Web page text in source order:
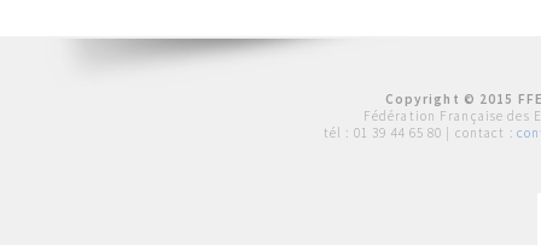
Copyright © 2015
Fédération Française des
tél : 01 39 44 65 80 | contact :